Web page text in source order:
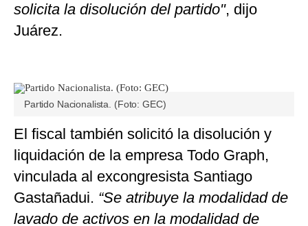
solicita la disolución del partido", dijo
Juárez.
Partido Nacionalista. (Foto: GEC)
El fiscal también solicitó la disolución y
liquidación de la empresa Todo Graph,
vinculada al excongresista Santiago
Gastañadui. “Se atribuye la modalidad de
lavado de activos en la modalidad de